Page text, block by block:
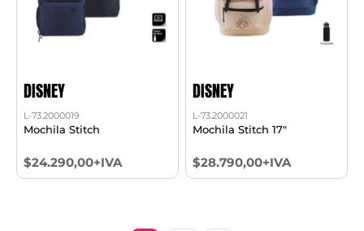
DISNEY
L-73.2000019
Mochila Stitch
$24.290,00+IVA
DISNEY
L-73.2000021
Mochila Stitch 17"
$28.790,00+IVA